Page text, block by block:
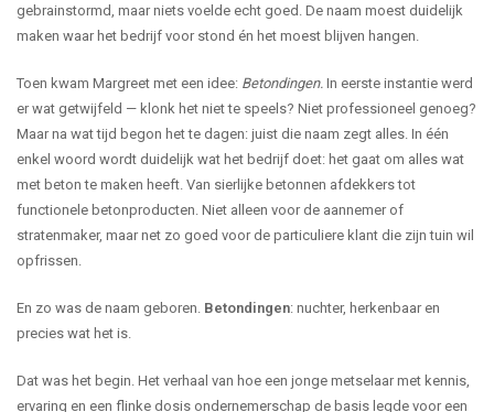
gebrainstormd, maar niets voelde echt goed. De naam moest duidelijk
maken waar het bedrijf voor stond én het moest blijven hangen.
Toen kwam Margreet met een idee: Betondingen. In eerste instantie werd
er wat getwijfeld — klonk het niet te speels? Niet professioneel genoeg?
Maar na wat tijd begon het te dagen: juist die naam zegt alles. In één
enkel woord wordt duidelijk wat het bedrijf doet: het gaat om alles wat
met beton te maken heeft. Van sierlijke betonnen afdekkers tot
functionele betonproducten. Niet alleen voor de aannemer of
stratenmaker, maar net zo goed voor de particuliere klant die zijn tuin wil
opfrissen.
En zo was de naam geboren. Betondingen: nuchter, herkenbaar en
precies wat het is.
Dat was het begin. Het verhaal van hoe een jonge metselaar met kennis,
ervaring en een flinke dosis ondernemerschap de basis legde voor een